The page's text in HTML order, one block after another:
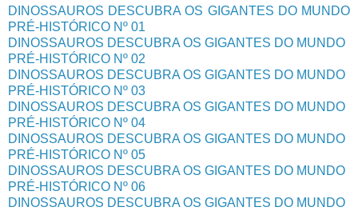
DINOSSAUROS DESCUBRA OS GIGANTES DO MUNDO
PRÉ-HISTÓRICO Nº 01
DINOSSAUROS DESCUBRA OS GIGANTES DO MUNDO
PRÉ-HISTÓRICO Nº 02
DINOSSAUROS DESCUBRA OS GIGANTES DO MUNDO
PRÉ-HISTÓRICO Nº 03
DINOSSAUROS DESCUBRA OS GIGANTES DO MUNDO
PRÉ-HISTÓRICO Nº 04
DINOSSAUROS DESCUBRA OS GIGANTES DO MUNDO
PRÉ-HISTÓRICO Nº 05
DINOSSAUROS DESCUBRA OS GIGANTES DO MUNDO
PRÉ-HISTÓRICO Nº 06
DINOSSAUROS DESCUBRA OS GIGANTES DO MUNDO